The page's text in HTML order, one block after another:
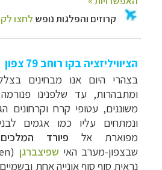
הציוויליזציה בקו רוחב 79 צפון
בצהרי היום אנו מבחינים
ומתבהרות, עד שלפנינו
משוננים, עטופי קרח וקרחונים
ונמתחים עליו כמו אגמים
מפוארת אל פיורד המלכים
שבצפון-מערב האי שפיצברגן (